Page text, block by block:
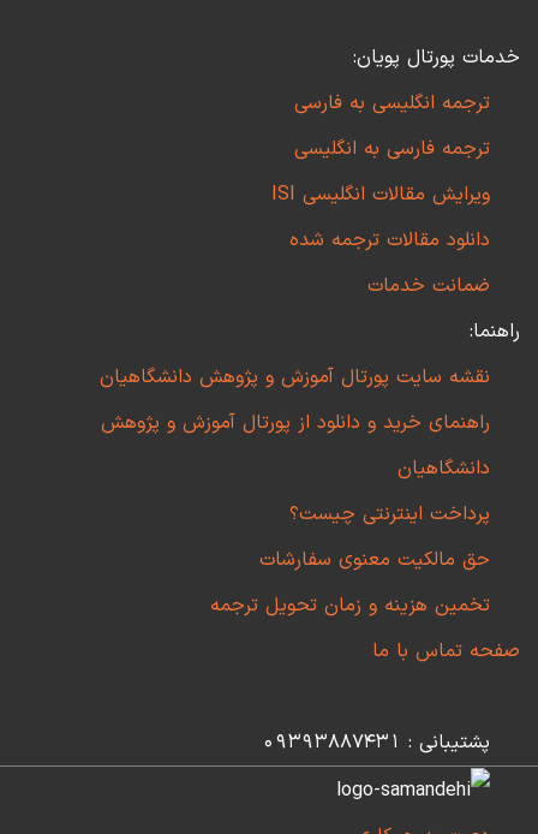
خدمات پورتال پویان:
ترجمه انگلیسی به فارسی
ترجمه فارسی به انگلیسی
ویرایش مقالات انگلیسی ISI
دانلود مقالات ترجمه شده
ضمانت خدمات
راهنما:
نقشه سایت پورتال آموزش و پژوهش دانشگاهیان
راهنمای خرید و دانلود از پورتال آموزش و پژوهش
دانشگاهیان
پرداخت اینترنتی چیست؟
حق مالکیت معنوی سفارشات
تخمین هزینه و زمان تحویل ترجمه
صفحه تماس با ما
پشتیبانی : 09393887431